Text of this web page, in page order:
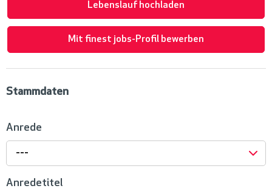
Lebenslauf hochladen
Mit finest jobs-Profil bewerben
Stammdaten
Anrede
---
Anredetitel